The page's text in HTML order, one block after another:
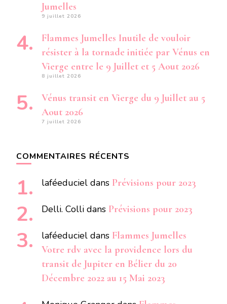
Jumelles
9 juillet 2026
Flammes Jumelles Inutile de vouloir
résister à la tornade initiée par Vénus en
Vierge entre le 9 Juillet et 5 Aout 2026
8 juillet 2026
Vénus transit en Vierge du 9 Juillet au 5
Aout 2026
7 juillet 2026
COMMENTAIRES RÉCENTS
laféeduciel dans Prévisions pour 2023
Delli. Colli dans Prévisions pour 2023
laféeduciel dans Flammes Jumelles
Votre rdv avec la providence lors du
transit de Jupiter en Bélier du 20
Décembre 2022 au 15 Mai 2023